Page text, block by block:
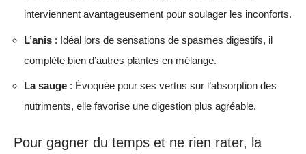
interviennent avantageusement pour soulager les inconforts.
L’anis : Idéal lors de sensations de spasmes digestifs, il
complète bien d’autres plantes en mélange.
La sauge : Évoquée pour ses vertus sur l’absorption des
nutriments, elle favorise une digestion plus agréable.
Pour gagner du temps et ne rien rater, la